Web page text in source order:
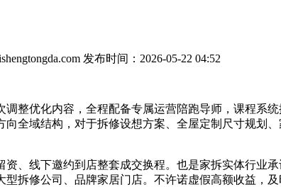
发布时间：2026-05-22 04:52
优化内容，全程配备专属运营陪跑导师，课程系
全域结构，对于拆修设想方案、全屋定制尺寸规划
线下邀约到店整套成交换程。也是家拆实体行业
拆修公司、品牌家居门店。不许诺虚假高额收益，